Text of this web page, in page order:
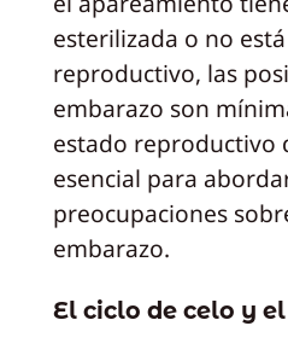
esterilizada o no
reproductivo, las
embarazo son
estado reproductivo
esencial para
preocupaciones
embarazo.
El ciclo de celo y